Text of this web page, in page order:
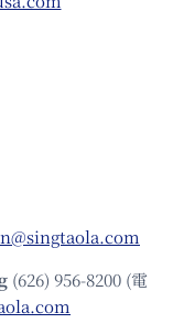
(626) 956-8200 (電